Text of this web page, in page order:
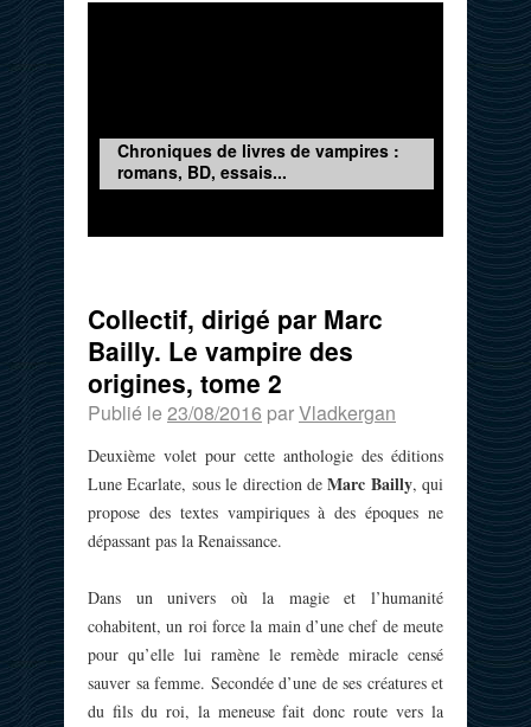
Chroniques de livres de vampires :
romans, BD, essais...
Collectif, dirigé par Marc
Bailly. Le vampire des
origines, tome 2
Publié le 23/08/2016 parVladkergan
Deuxième volet pour cette anthologie des éditions
Lune Ecarlate, sous le direction deMarc Bailly, qui
propose des textes vampiriques à des époques ne
dépassant pas la Renaissance.
Dans un univers où la magie et l’humanité
cohabitent, un roi force la main d’une chef de meute
pour qu’elle lui ramène le remède miracle censé
sauver sa femme. Secondée d’une de ses créatures et
du fils du roi, la meneuse fait donc route vers la